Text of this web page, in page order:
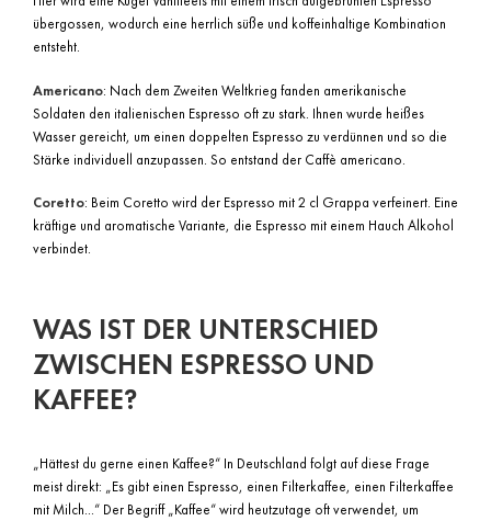
übergossen, wodurch eine herrlich süße und koffeinhaltige Kombination
entsteht.
Americano: Nach dem Zweiten Weltkrieg fanden amerikanische
Soldaten den italienischen Espresso oft zu stark. Ihnen wurde heißes
Wasser gereicht, um einen doppelten Espresso zu verdünnen und so die
Stärke individuell anzupassen. So entstand der Caffè americano.
Coretto: Beim Coretto wird der Espresso mit 2 cl Grappa verfeinert. Eine
kräftige und aromatische Variante, die Espresso mit einem Hauch Alkohol
verbindet.
WAS IST DER UNTERSCHIED
ZWISCHEN ESPRESSO UND
KAFFEE?
„Hättest du gerne einen Kaffee?“ In Deutschland folgt auf diese Frage
meist direkt: „Es gibt einen Espresso, einen Filterkaffee, einen Filterkaffee
mit Milch...“ Der Begriff „Kaffee“ wird heutzutage oft verwendet, um